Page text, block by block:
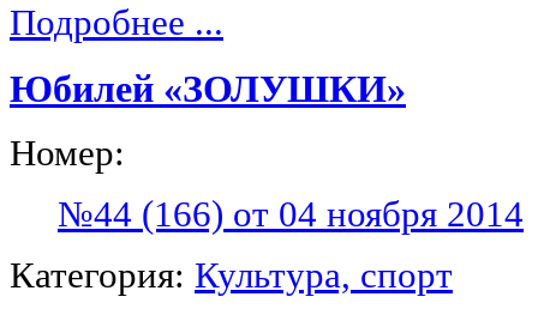
Подробнее ...
Юбилей «ЗОЛУШКИ»
Номер:
№44 (166) от 04 ноября 2014
Категория: Культура, спорт